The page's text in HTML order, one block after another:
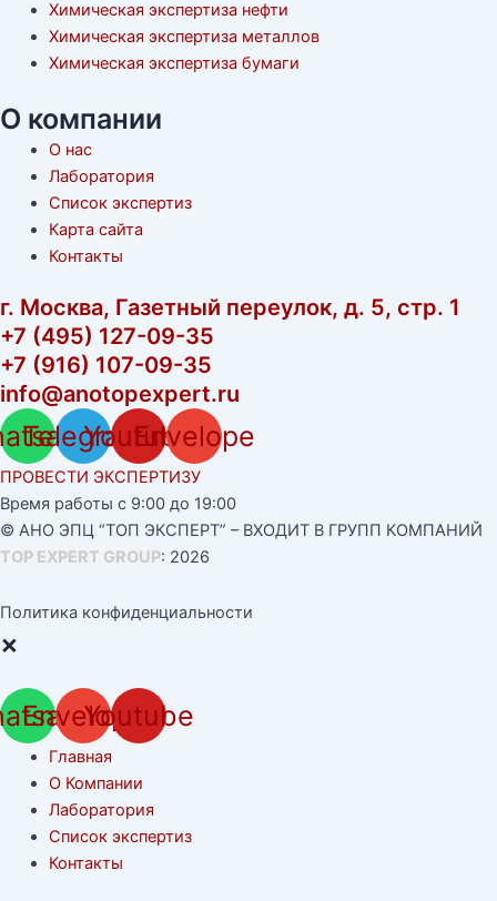
Химическая экспертиза нефти
Химическая экспертиза металлов
Химическая экспертиза бумаги
О компании
О нас
Лаборатория
Список экспертиз
Карта сайта
Контакты
г. Москва, Газетный переулок, д. 5, стр. 1
+7 (495) 127-09-35
+7 (916) 107-09-35
info@anotopexpert.ru
Telegram
Youtube
Envelope
ПРОВЕСТИ ЭКСПЕРТИЗУ
Время работы с 9:00 до 19:00
© АНО ЭПЦ “ТОП ЭКСПЕРТ” – ВХОДИТ В ГРУПП КОМПАНИЙ
TOP EXPERT GROUP: 2026
Политика конфиденциальности
×
Envelope
Youtube
Главная
О Компании
Лаборатория
Список экспертиз
Контакты